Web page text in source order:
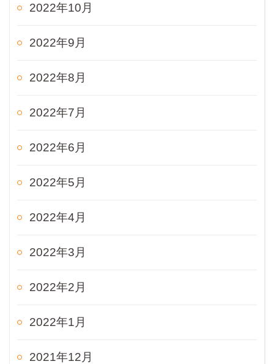
2022年10月
2022年9月
2022年8月
2022年7月
2022年6月
2022年5月
2022年4月
2022年3月
2022年2月
2022年1月
2021年12月